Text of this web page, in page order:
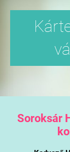
Soroksár